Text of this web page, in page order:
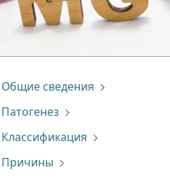
Общие сведения
Патогенез
Классификация
Причины